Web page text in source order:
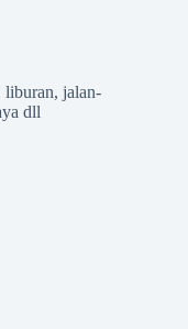
liburan, jalan-
dll